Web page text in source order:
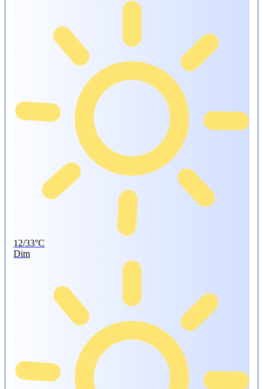
12/33°C
Dim